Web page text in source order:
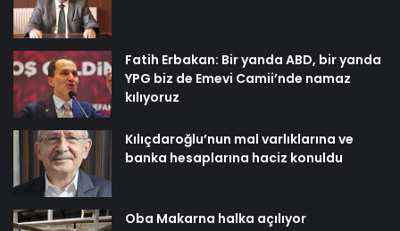
Fatih Erbakan: Bir yanda ABD, bir yanda
YPG biz de Emevi Camii’nde namaz
kılıyoruz
Kılıçdaroğlu’nun mal varlıklarına ve
banka hesaplarına haciz konuldu
Oba Makarna halka açılıyor